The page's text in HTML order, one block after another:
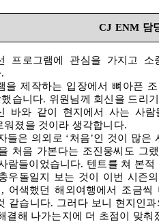
CJ ENM 담
프로그램에 관심을 가지고
.
을 제작하는 입장에서 뼈아픈 조
습니다. 위원님께 회신을 드리
바와 같이 현지에서 사는 사
졌을 것이라 생각합니다.
들은 의외로 ‘처음’인 것이 많은
처음 가본다는 조진웅씨도 그
람들이었습니다. 텐트를 쳐 본적
우돌일지 보는 것이 이번 시즌
, 어색했던 해외여행에서 조금
같습니다. 그러다 보니 현지인
결해 나가는지에 더 초점이 맞춰